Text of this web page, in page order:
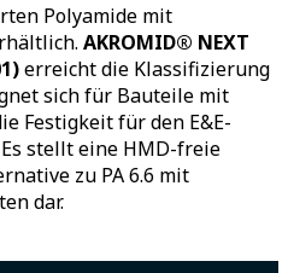
Polyamide mit
AKROMID® NEXT
erreicht die Klassifizierung
sich für Bauteile mit
Festigkeit für den E&E-
stellt eine HMD-freie
zu PA 6.6 mit
dar.